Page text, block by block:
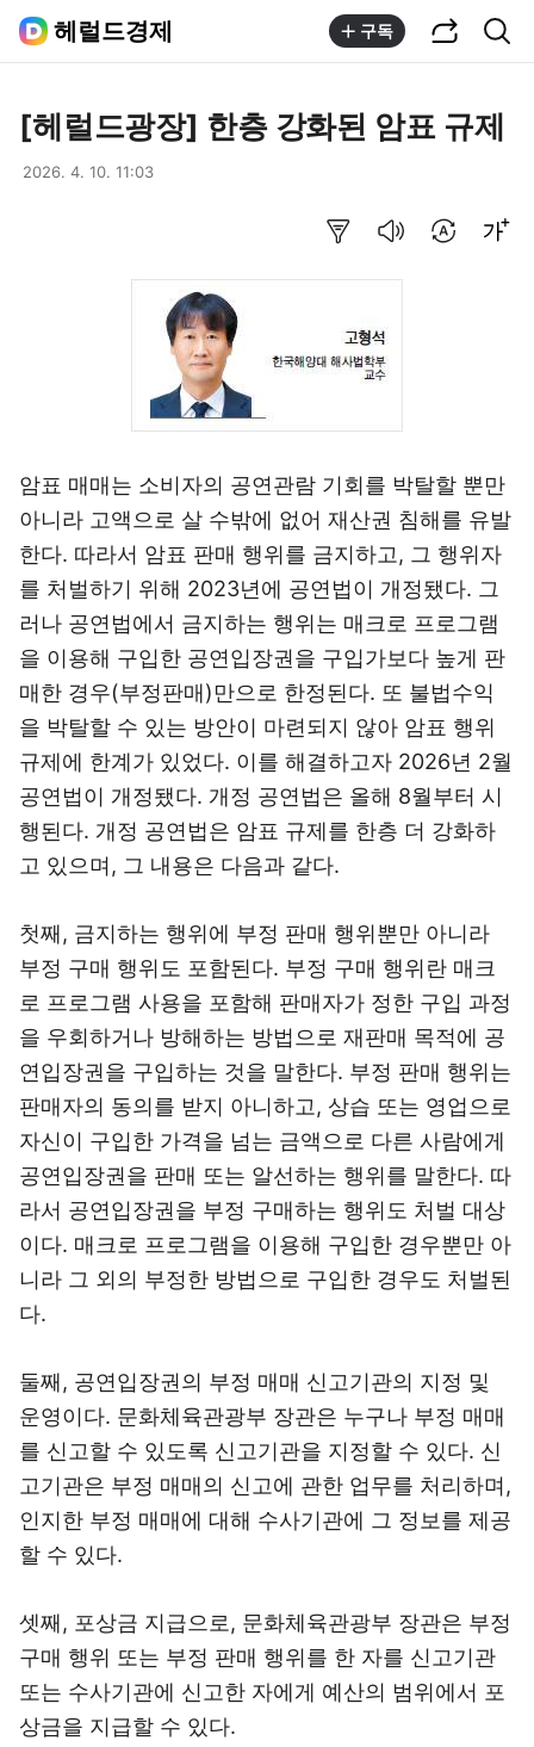
헤럴드경제 구독
[헤럴드광장] 한층 강화된 암표 규제
2026. 4. 10. 11:03
암표 매매는 소비자의 공연관람 기회를 박탈할 뿐만
아니라 고액으로 살 수밖에 없어 재산권 침해를 유발
한다. 따라서 암표 판매 행위를 금지하고, 그 행위자
를 처벌하기 위해 2023년에 공연법이 개정됐다. 그
러나 공연법에서 금지하는 행위는 매크로 프로그램
을 이용해 구입한 공연입장권을 구입가보다 높게 판
매한 경우(부정판매)만으로 한정된다. 또 불법수익
을 박탈할 수 있는 방안이 마련되지 않아 암표 행위
규제에 한계가 있었다. 이를 해결하고자 2026년 2월
공연법이 개정됐다. 개정 공연법은 올해 8월부터 시
행된다. 개정 공연법은 암표 규제를 한층 더 강화하
고 있으며, 그 내용은 다음과 같다.
첫째, 금지하는 행위에 부정 판매 행위뿐만 아니라
부정 구매 행위도 포함된다. 부정 구매 행위란 매크
로 프로그램 사용을 포함해 판매자가 정한 구입 과정
을 우회하거나 방해하는 방법으로 재판매 목적에 공
연입장권을 구입하는 것을 말한다. 부정 판매 행위는
판매자의 동의를 받지 아니하고, 상습 또는 영업으로
자신이 구입한 가격을 넘는 금액으로 다른 사람에게
공연입장권을 판매 또는 알선하는 행위를 말한다. 따
라서 공연입장권을 부정 구매하는 행위도 처벌 대상
이다. 매크로 프로그램을 이용해 구입한 경우뿐만 아
니라 그 외의 부정한 방법으로 구입한 경우도 처벌된
다.
둘째, 공연입장권의 부정 매매 신고기관의 지정 및
운영이다. 문화체육관광부 장관은 누구나 부정 매매
를 신고할 수 있도록 신고기관을 지정할 수 있다. 신
고기관은 부정 매매의 신고에 관한 업무를 처리하며,
인지한 부정 매매에 대해 수사기관에 그 정보를 제공
할 수 있다.
셋째, 포상금 지급으로, 문화체육관광부 장관은 부정
구매 행위 또는 부정 판매 행위를 한 자를 신고기관
또는 수사기관에 신고한 자에게 예산의 범위에서 포
상금을 지급할 수 있다.